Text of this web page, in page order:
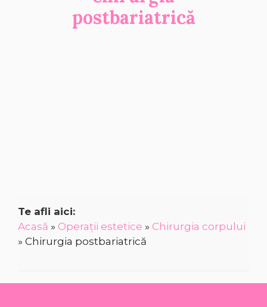
postbariatrică
Te afli aici:
Acasă » Operații estetice » Chirurgia corpului
» Chirurgia postbariatrică